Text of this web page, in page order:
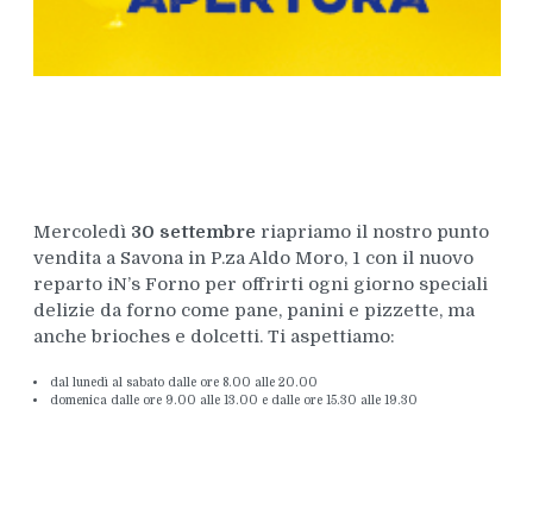
Mercoledì 30 settembre riapriamo il nostro punto
vendita a Savona in P.za Aldo Moro, 1 con il nuovo
reparto iN’s Forno per offrirti ogni giorno speciali
delizie da forno come pane, panini e pizzette, ma
anche brioches e dolcetti. Ti aspettiamo:
dal lunedì al sabato dalle ore 8.00 alle 20.00
domenica dalle ore 9.00 alle 13.00 e dalle ore 15.30 alle 19.30